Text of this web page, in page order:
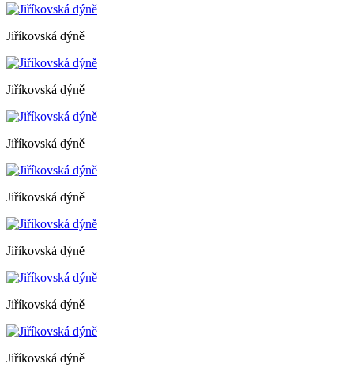
Jiříkovská dýně
Jiříkovská dýně
Jiříkovská dýně
Jiříkovská dýně
Jiříkovská dýně
Jiříkovská dýně
Jiříkovská dýně